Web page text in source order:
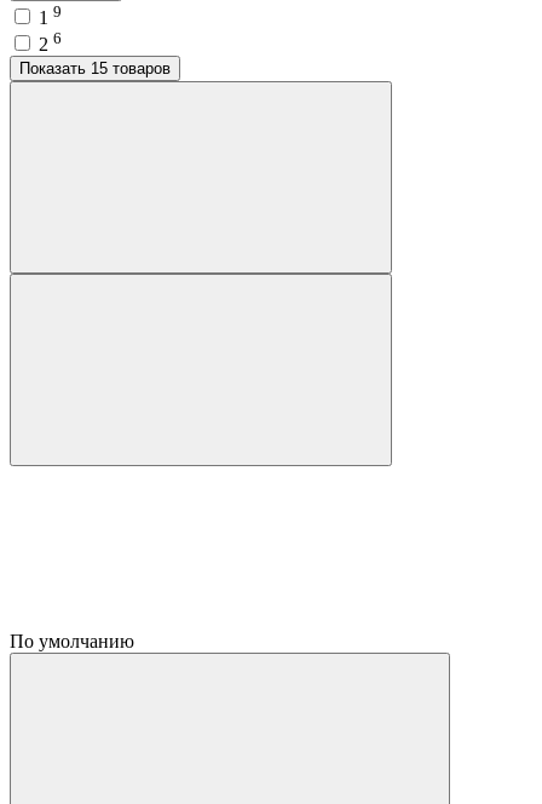
1 9
2 6
Показать 15 товаров
По умолчанию